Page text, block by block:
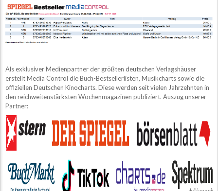
Als exklusiver Medienpartner der größten deutschen Verlagshäuser
erstellt Media Control die Buch-Bestsellerlisten, Musikcharts sowie die
offiziellen Deutschen Kinocharts. Diese werden seit vielen Jahrzehnten in
den reichweitenstärksten Wochenmagazinen publiziert. Auszug unserer
Partner: